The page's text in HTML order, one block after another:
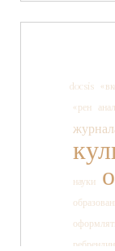
docsis
«рен
науки